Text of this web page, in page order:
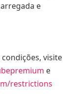
e
visite
e
restrictions